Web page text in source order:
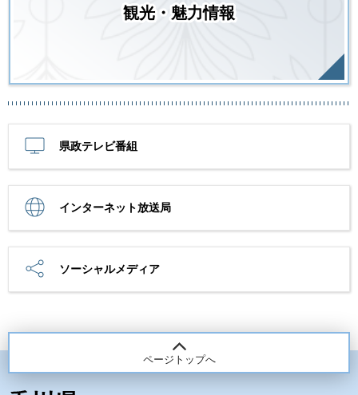
観光・魅力情報
県政テレビ番組
インターネット放送局
ソーシャルメディア
ページトップへ